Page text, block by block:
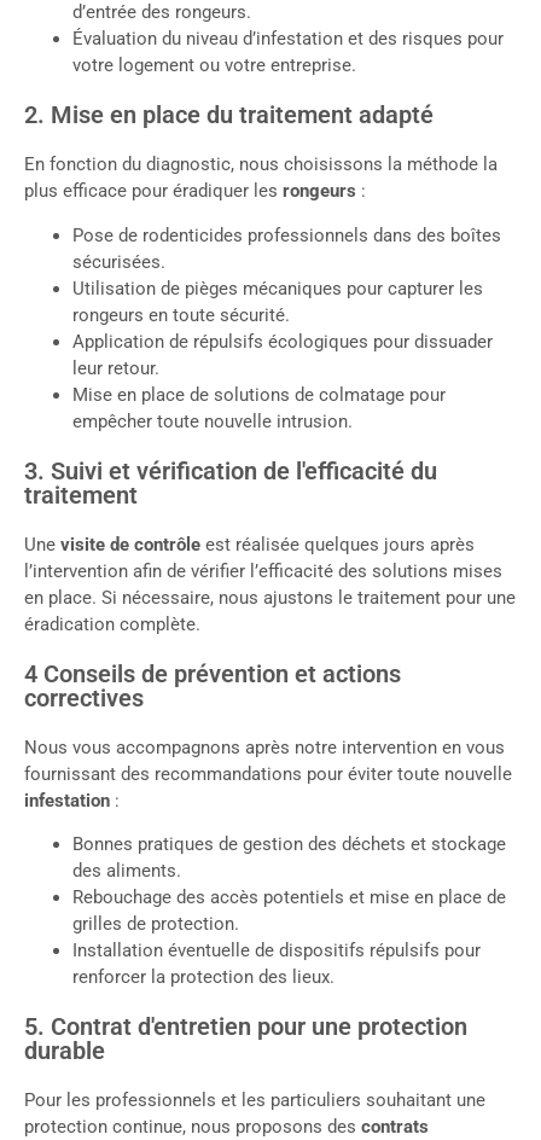
d’entrée des rongeurs.
Évaluation du niveau d’infestation et des risques pour
votre logement ou votre entreprise.
2. Mise en place du traitement adapté
En fonction du diagnostic, nous choisissons la méthode la
plus efficace pour éradiquer les rongeurs :
Pose de rodenticides professionnels dans des boîtes
sécurisées.
Utilisation de pièges mécaniques pour capturer les
rongeurs en toute sécurité.
Application de répulsifs écologiques pour dissuader
leur retour.
Mise en place de solutions de colmatage pour
empêcher toute nouvelle intrusion.
3. Suivi et vérification de l'efficacité du
traitement
Une visite de contrôle est réalisée quelques jours après
l’intervention afin de vérifier l’efficacité des solutions mises
en place. Si nécessaire, nous ajustons le traitement pour une
éradication complète.
4 Conseils de prévention et actions
correctives
Nous vous accompagnons après notre intervention en vous
fournissant des recommandations pour éviter toute nouvelle
infestation :
Bonnes pratiques de gestion des déchets et stockage
des aliments.
Rebouchage des accès potentiels et mise en place de
grilles de protection.
Installation éventuelle de dispositifs répulsifs pour
renforcer la protection des lieux.
5. Contrat d'entretien pour une protection
durable
Pour les professionnels et les particuliers souhaitant une
protection continue, nous proposons des contrats